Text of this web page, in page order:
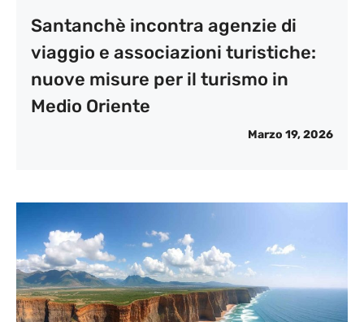
Santanchè incontra agenzie di
viaggio e associazioni turistiche:
nuove misure per il turismo in
Medio Oriente
Marzo 19, 2026